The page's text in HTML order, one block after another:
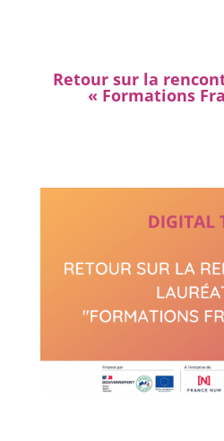
Retour sur la
« Formations